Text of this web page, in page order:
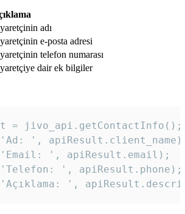
adı
e-posta adresi
telefon numarası
dair ek bilgiler
= jivo_api.getContactInfo();
',
', apiResult.email);
', apiResult.phone);
',